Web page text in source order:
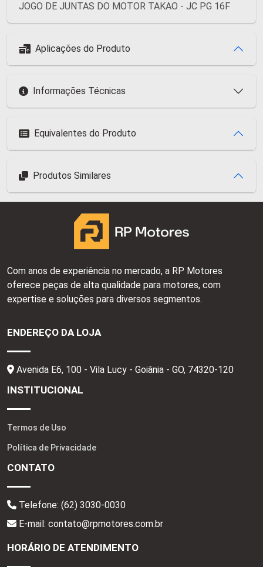
JOGO DE JUNTAS DO MOTOR TAKAO - JC PG 16F
Aplicações do Produto
Informações Técnicas
Equivalentes do Produto
Produtos Similares
Com anos de experiência no mercado, a RP Motores
oferece peças de alta qualidade para motores, com
expertise e soluções para diversos segmentos.
ENDEREÇO DA LOJA
Avenida E6, 100 - Vila Lucy - Goiânia - GO, 74320-120
INSTITUCIONAL
Termos de Uso
Política de Privacidade
CONTATO
Telefone: (62) 3030-0030
E-mail: contato@rpmotores.com.br
HORÁRIO DE ATENDIMENTO